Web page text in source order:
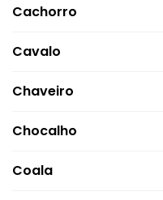
Cachorro
Cavalo
Chaveiro
Chocalho
Coala